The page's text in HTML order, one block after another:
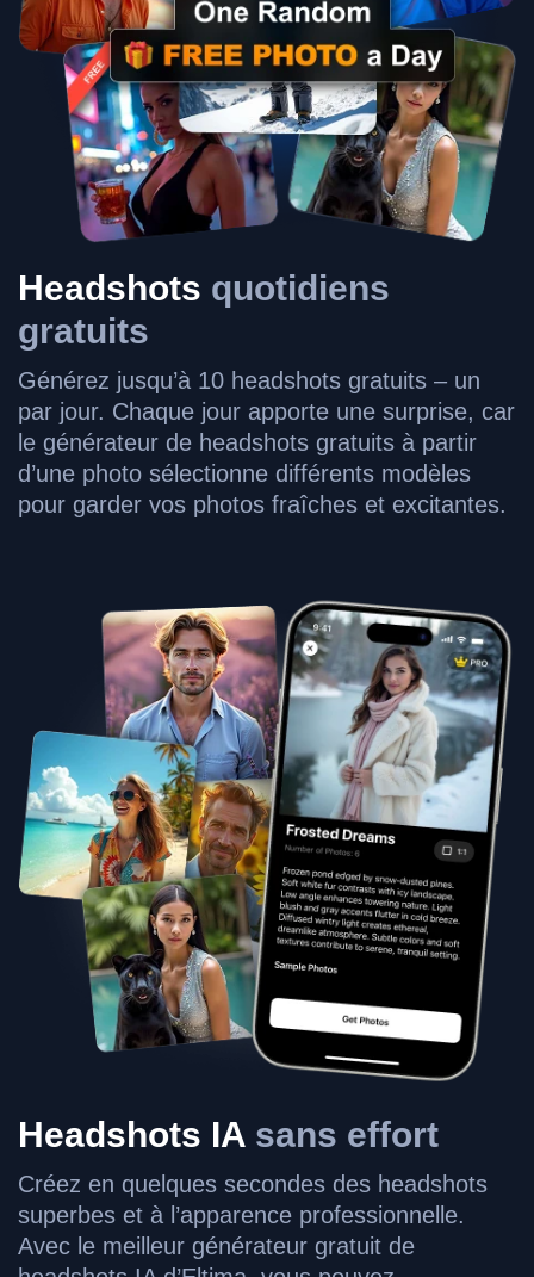
Headshots quotidiens
gratuits
Générez jusqu’à 10 headshots gratuits – un
par jour. Chaque jour apporte une surprise, car
le générateur de headshots gratuits à partir
d’une photo sélectionne différents modèles
pour garder vos photos fraîches et excitantes.
Headshots IA sans effort
Créez en quelques secondes des headshots
superbes et à l’apparence professionnelle.
Avec le meilleur générateur gratuit de